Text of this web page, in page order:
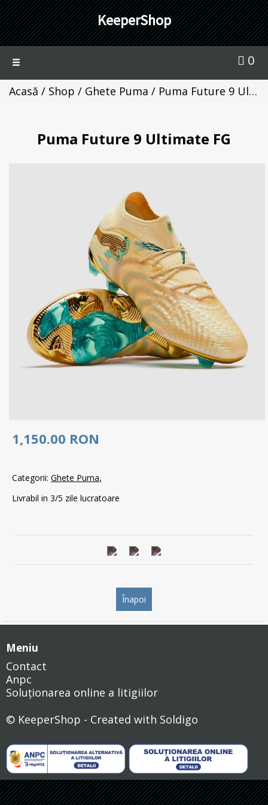
KeeperShop
Toggle
0
Acasă / Shop / Ghete Puma / Puma Future 9 Ultimate FG
Puma Future 9 Ultimate FG
1,150.00 RON
Categorii: Ghete Puma
Livrabil in 3/5 zile lucratoare
Înapoi
Meniu
Contact
Anpc
Soluționarea online a litigiilor
© KeeperShop - Created with Soldigo